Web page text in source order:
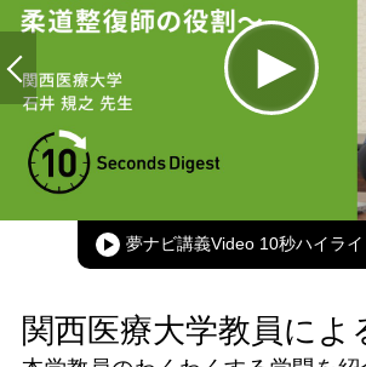
Time
夢ナビ講義Video 10秒ハイライ
関西医療大学教員によ